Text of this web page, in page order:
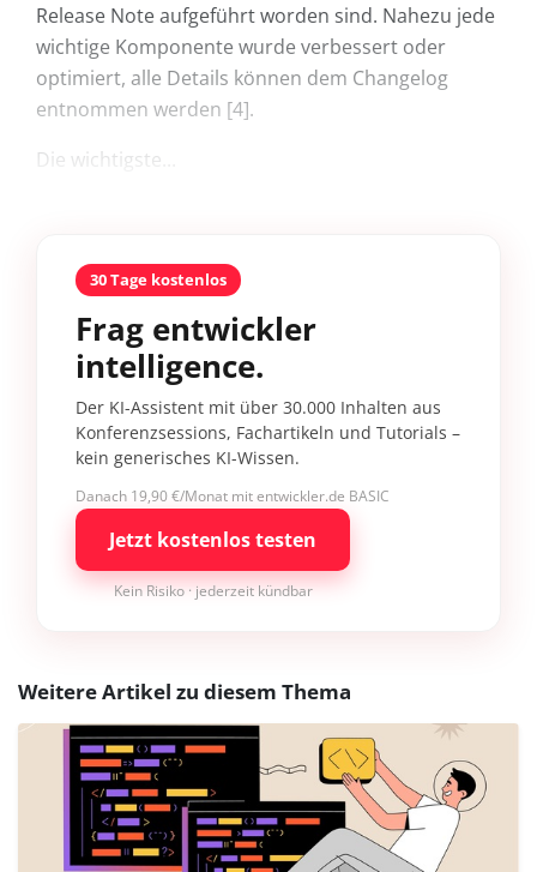
Release Note aufgeführt worden sind. Nahezu jede
wichtige Komponente wurde verbessert oder
optimiert, alle Details können dem Changelog
entnommen werden [4].
Die wichtigste...
30 Tage kostenlos
Frag entwickler
intelligence.
Der KI-Assistent mit über 30.000 Inhalten aus
Konferenzsessions, Fachartikeln und Tutorials –
kein generisches KI-Wissen.
Danach 19,90 €/Monat mit entwickler.de BASIC
Jetzt kostenlos testen
Kein Risiko · jederzeit kündbar
Weitere Artikel zu diesem Thema